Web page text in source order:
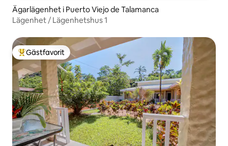
Ägarlägenhet i Puerto Viejo de Talamanca
Lägenhet / Lägenhetshus 1
Populär gästfavorit
Gästfavorit